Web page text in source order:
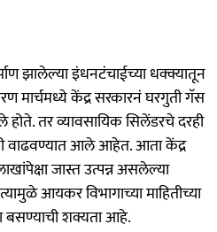
झालेल्या इंधनटंचाईच्या धक्क्यातून
मार्चमध्ये केंद्र सरकारनं घरगुती गॅस
तर व्यावसायिक सिलेंडरचे दरही
वाढवण्यात आले आहेत. आता केंद्र
जास्त उत्पन्न असलेल्या
आयकर विभागाच्या माहितीच्या
बसण्याची शक्यता आहे.